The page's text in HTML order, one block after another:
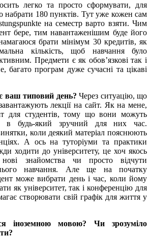
легко та просто сформувати, для
набрати 180 пунктів. Тут уже кожен сам
на семестр варто взяти. Чим
бере, тим навантаженішим буде його
брати мінімум 30 кредитів, як
кількість, щоб навчання було
Предмети є як обов’язкові так і
багато програм дуже сучасні та цікаві
ваш типовий день? Через ситуацію, що
лекції на сайт. Як на мене,
для студентів, тому що вони можуть
в будь-який зручний для них час.
коли деякий матеріал пояснюють
А ось на туторіуми та практики
ходити до університету, це хоч якось
знайомства чи просто відчути
навчання. Але ще на початку
може вибрати день і час, коли йому
як університет, так і конференцію для
створювати свій графік для життя у
іноземною мовою? Чи зрозуміло